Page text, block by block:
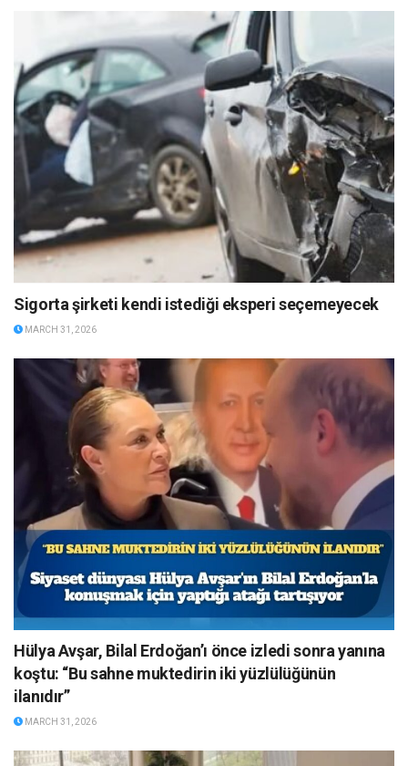
Sigorta şirketi kendi istediği eksperi seçemeyecek
MARCH 31, 2026
Hülya Avşar, Bilal Erdoğan’ı önce izledi sonra yanına
koştu: “Bu sahne muktedirin iki yüzlülüğünün
ilanıdır”
MARCH 31, 2026